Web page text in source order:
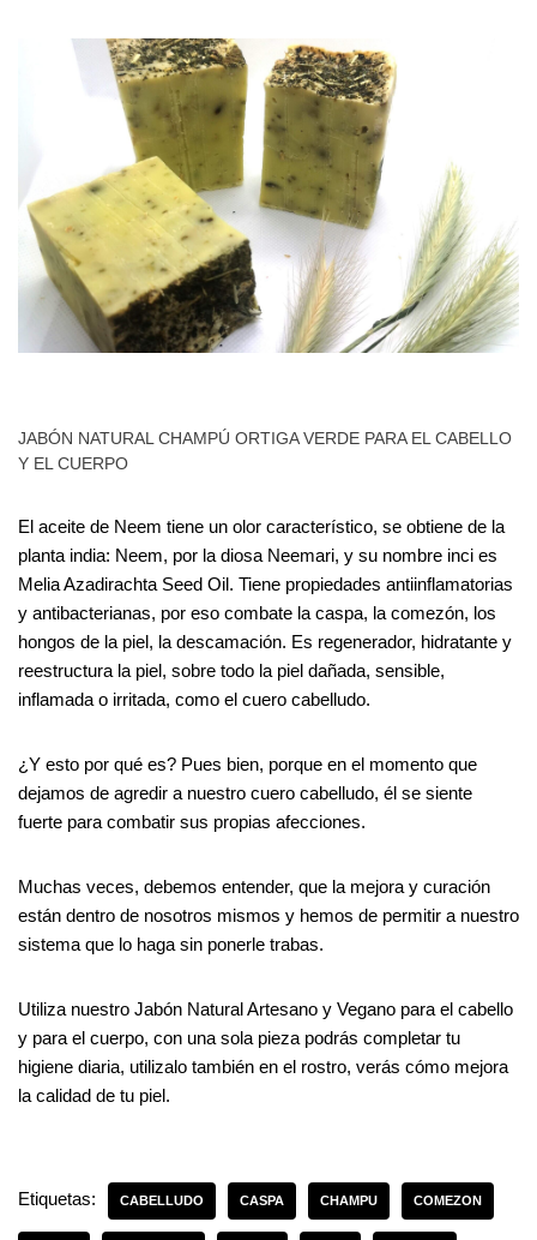
JABÓN NATURAL CHAMPÚ ORTIGA VERDE PARA EL CABELLO
Y EL CUERPO
El aceite de Neem tiene un olor característico, se obtiene de la
planta india: Neem, por la diosa Neemari, y su nombre inci es
Melia Azadirachta Seed Oil. Tiene propiedades antiinflamatorias
y antibacterianas, por eso combate la caspa, la comezón, los
hongos de la piel, la descamación. Es regenerador, hidratante y
reestructura la piel, sobre todo la piel dañada, sensible,
inflamada o irritada, como el cuero cabelludo.
¿Y esto por qué es? Pues bien, porque en el momento que
dejamos de agredir a nuestro cuero cabelludo, él se siente
fuerte para combatir sus propias afecciones.
Muchas veces, debemos entender, que la mejora y curación
están dentro de nosotros mismos y hemos de permitir a nuestro
sistema que lo haga sin ponerle trabas.
Utiliza nuestro Jabón Natural Artesano y Vegano para el cabello
y para el cuerpo, con una sola pieza podrás completar tu
higiene diaria, utilizalo también en el rostro, verás cómo mejora
la calidad de tu piel.
Etiquetas: CABELLUDO CASPA CHAMPU COMEZON